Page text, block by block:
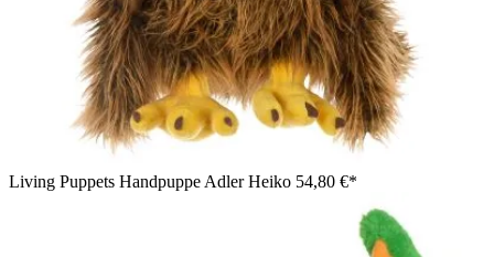
Living Puppets Handpuppe Adler Heiko 54,80 €*